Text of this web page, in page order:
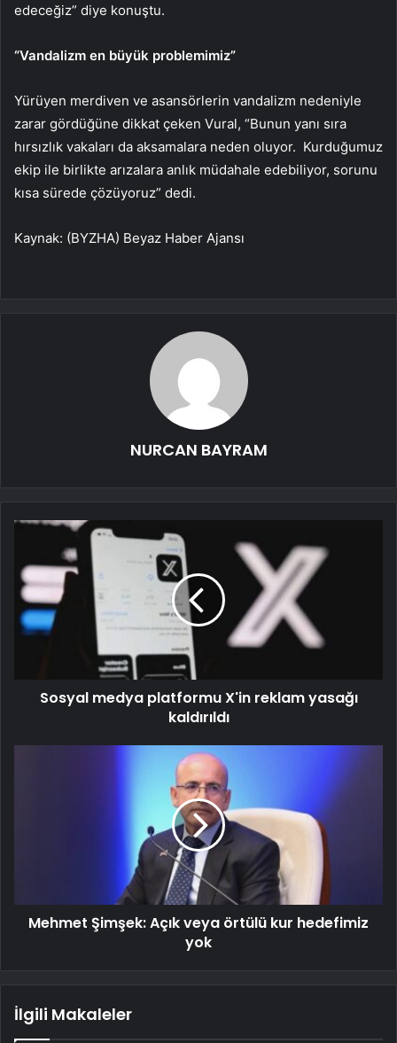
edeceğiz” diye konuştu.
“Vandalizm en büyük problemimiz”
Yürüyen merdiven ve asansörlerin vandalizm nedeniyle
zarar gördüğüne dikkat çeken Vural, “Bunun yanı sıra
hırsızlık vakaları da aksamalara neden oluyor. Kurduğumuz
ekip ile birlikte arızalara anlık müdahale edebiliyor, sorunu
kısa sürede çözüyoruz” dedi.
Kaynak: (BYZHA) Beyaz Haber Ajansı
NURCAN BAYRAM
Sosyal medya platformu X'in reklam yasağı
kaldırıldı
Mehmet Şimşek: Açık veya örtülü kur hedefimiz
yok
İlgili Makaleler